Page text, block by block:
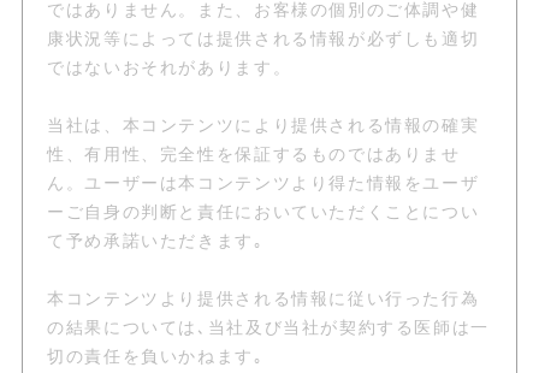
ではありません。また、お客様の個別のご体調や健
康状況等によっては提供される情報が必ずしも適切
ではないおそれがあります。
当社は、本コンテンツにより提供される情報の確実
性、有用性、完全性を保証するものではありませ
ん。ユーザーは本コンテンツより得た情報をユーザ
ーご自身の判断と責任においていただくことについ
て予め承諾いただきます｡
本コンテンツより提供される情報に従い行った行為
の結果については､当社及び当社が契約する医師は一
切の責任を負いかねます｡